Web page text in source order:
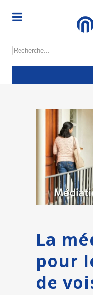
Rechercher
La
pour
de